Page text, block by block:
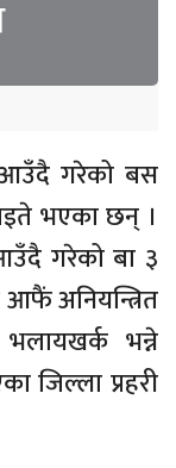
आउँदै गरेको बस
भएका छन् ।
गरेको बा ३
अनियन्त्रित
भन्ने
जिल्ला प्रहरी